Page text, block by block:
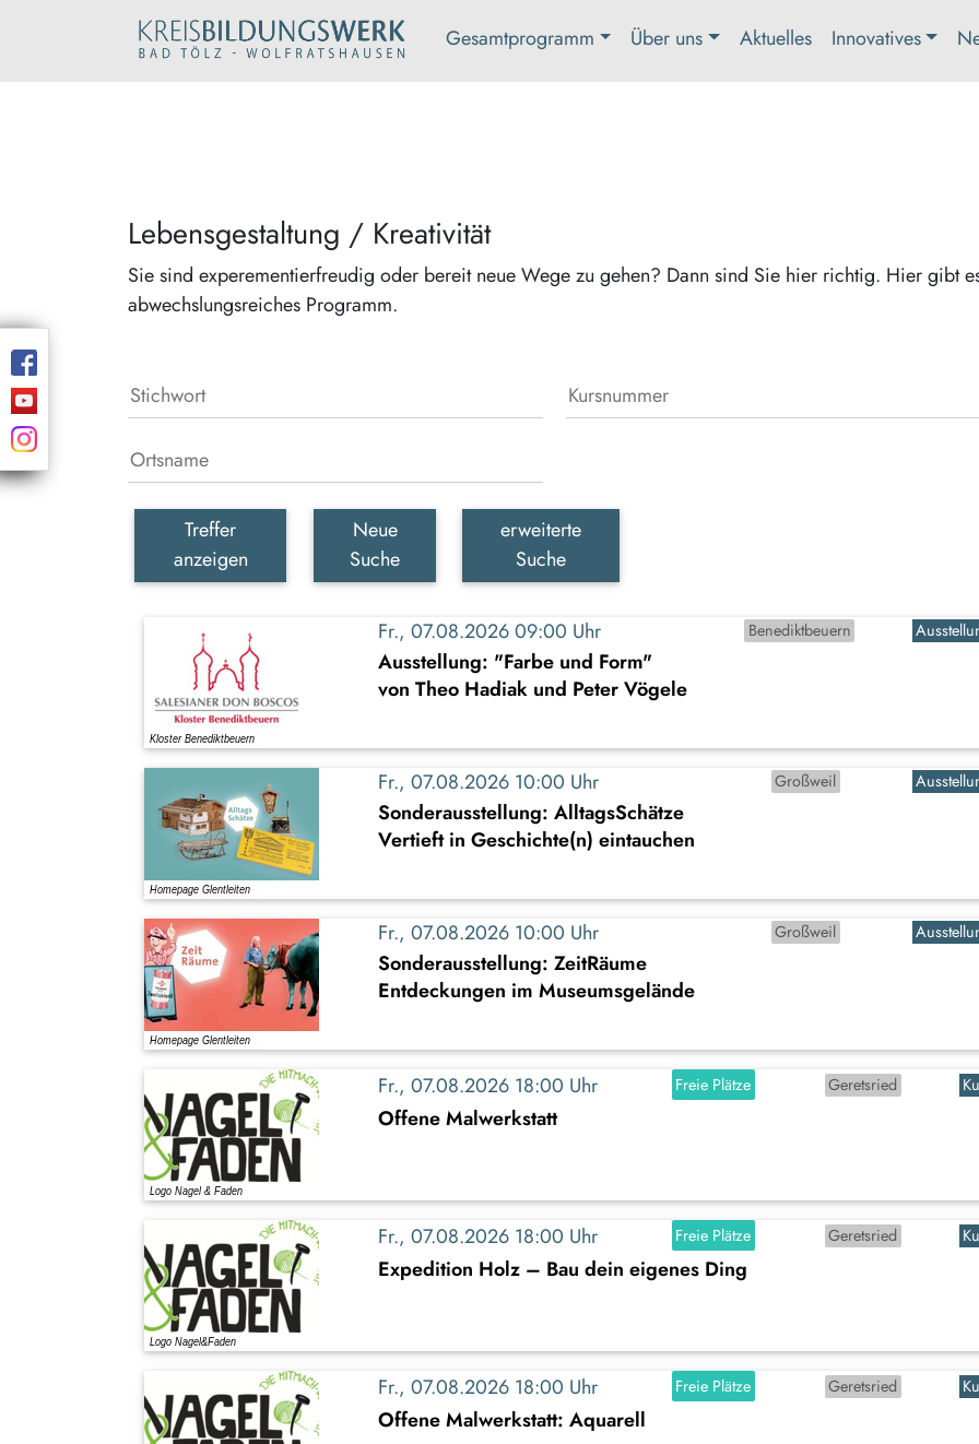
Gesamtprogramm Über uns Aktuelles Innovatives
Lebensgestaltung / Kreativität
Sie sind experementierfreudig oder bereit neue Wege zu gehen? Dann sind Sie hier richtig. Hier gibt es
abwechslungsreiches Programm.
Treffer
anzeigen
Neue
Suche
erweiterte
Suche
Fr., 07.08.2026 09:00 Uhr Benediktbeuern
Ausstellung: "Farbe und Form"
von Theo Hadiak und Peter Vögele
Fr., 07.08.2026 10:00 Uhr Großweil
Sonderausstellung: AlltagsSchätze
Vertieft in Geschichte(n) eintauchen
Fr., 07.08.2026 10:00 Uhr Großweil
Sonderausstellung: ZeitRäume
Entdeckungen im Museumsgelände
Fr., 07.08.2026 18:00 Uhr Freie Plätze Geretsried
Offene Malwerkstatt
Fr., 07.08.2026 18:00 Uhr Freie Plätze Geretsried
Expedition Holz – Bau dein eigenes Ding
Fr., 07.08.2026 18:00 Uhr Freie Plätze Geretsried
Offene Malwerkstatt: Aquarell